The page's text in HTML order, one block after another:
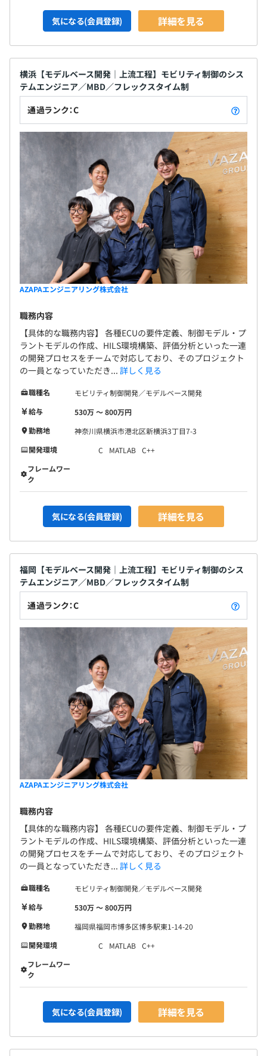
気になる(会員登録) 詳細を見る
横浜【モデルベース開発｜上流工程】モビリティ制御のシス
テムエンジニア／MBD／フレックスタイム制
通過ランク：C
AZAPAエンジニアリング株式会社
職務内容
【具体的な職務内容】 各種ECUの要件定義、制御モデル・プ
ラントモデルの作成、HILS環境構築、評価分析といった一連
の開発プロセスをチームで対応しており、そのプロジェクト
の一員となっていただき... 詳しく見る
職種名
モビリティ制御開発／モデルベース開発
給与
530万 〜 800万円
勤務地
神奈川県横浜市港北区新横浜3丁目7-3
開発環境
C MATLAB C++
フレームワー
ク
気になる(会員登録) 詳細を見る
福岡【モデルベース開発｜上流工程】モビリティ制御のシス
テムエンジニア／MBD／フレックスタイム制
通過ランク：C
AZAPAエンジニアリング株式会社
職務内容
【具体的な職務内容】 各種ECUの要件定義、制御モデル・プ
ラントモデルの作成、HILS環境構築、評価分析といった一連
の開発プロセスをチームで対応しており、そのプロジェクト
の一員となっていただき... 詳しく見る
職種名
モビリティ制御開発／モデルベース開発
給与
530万 〜 800万円
勤務地
福岡県福岡市博多区博多駅東1-14-20
開発環境
C MATLAB C++
フレームワー
ク
気になる(会員登録) 詳細を見る